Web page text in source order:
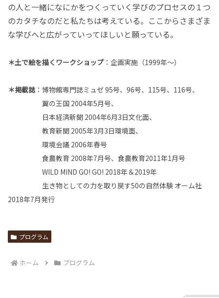
の人と一緒になにかをつくっていく学びのプロセスの１つ
のカタチなのだと私たちは考えている。ここからさまざま
な学びへと広がっていってほしいと願っている。
＊土で絵を描くワークショップ：企画実施（1999年〜）
＊掲載誌 ：博物館専門誌ミュゼ 95号、96号、115号、116号、
翼の王国 2004年5月号、
日本経済新聞 2004年6月3日文化面、
教育新聞 2005年3月3日環境面、
環境会議 2006年春号
食農教育 2008年7月号、食農教育2011年1月号
WILD MIND GO! GO! 2018年＆2019年
生き物としての力を取り戻す50の自然体験 オーム社
2018年7月発行
プログラム
ホーム プログラム